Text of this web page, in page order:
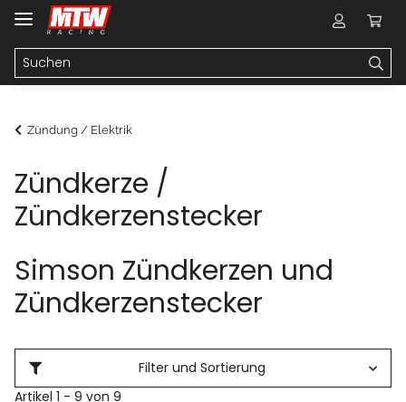
Zündung / Elektrik
Zündkerze /
Zündkerzenstecker
Simson Zündkerzen und
Zündkerzenstecker
Filter und Sortierung
Artikel 1 - 9 von 9